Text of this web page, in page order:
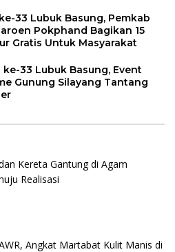
33 Lubuk Basung, Pemkab
Pokphand Bagikan 15
Gratis Untuk Masyarakat
ke-33 Lubuk Basung, Event
Gunung Silayang Tantang
Kereta Gantung di Agam
Realisasi
Angkat Martabat Kulit Manis di